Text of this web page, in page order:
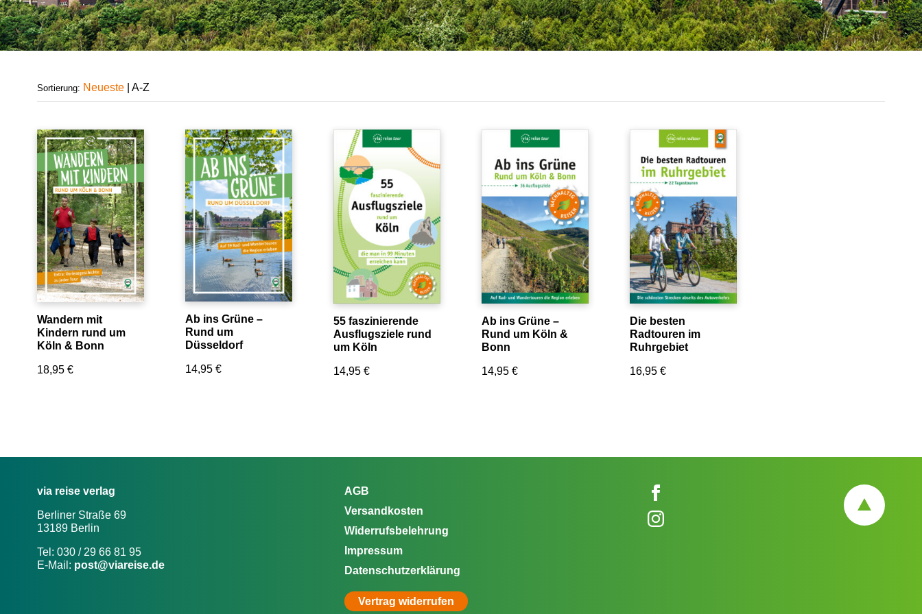
Sortierung: Neueste| A-Z
Wandern mit
Kindern rund um
Köln & Bonn
18,95 €
Ab ins Grüne –
Rund um
Düsseldorf
14,95 €
55 faszinierende
Ausflugsziele rund
um Köln
14,95 €
Ab ins Grüne –
Rund um Köln &
Bonn
14,95 €
Die besten
Radtouren im
Ruhrgebiet
16,95€
via reise verlag
Berliner Straße 69
13189 Berlin
Tel: 030 / 29 66 81 95
E-Mail: post@viareise.de
AGB
Versandkosten
Widerrufsbelehrung
Impressum
Datenschutzerklärung
Vertrag widerrufen